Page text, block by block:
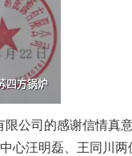
公司的感谢信情真
心汪明磊、王同川两